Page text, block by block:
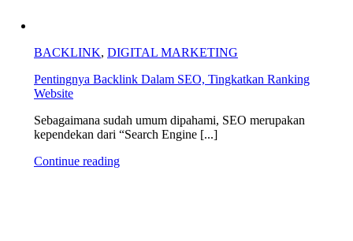
BACKLINK, DIGITAL MARKETING
Pentingnya Backlink Dalam SEO, Tingkatkan Ranking
Website
Sebagaimana sudah umum dipahami, SEO merupakan
kependekan dari “Search Engine [...]
Continue reading